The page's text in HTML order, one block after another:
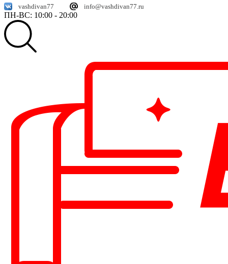
vashdivan77 info@vashdivan77.ru
ПН-ВС: 10:00 - 20:00